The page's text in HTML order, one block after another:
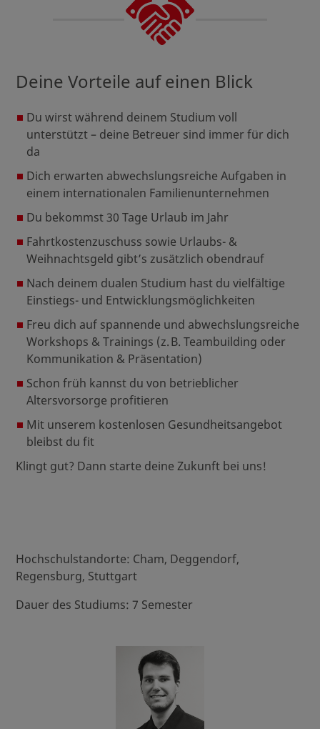
Deine Vorteile auf einen Blick
Du wirst während deinem Studium voll
unterstützt – deine Betreuer sind immer für dich
da
Dich erwarten abwechslungsreiche Aufgaben in
einem internationalen Familienunternehmen
Du bekommst 30 Tage Urlaub im Jahr
Fahrtkostenzuschuss sowie Urlaubs- &
Weihnachtsgeld gibt’s zusätzlich obendrauf
Nach deinem dualen Studium hast du vielfältige
Einstiegs- und Entwicklungsmöglichkeiten
Freu dich auf spannende und abwechslungsreiche
Workshops & Trainings (z. B. Teambuilding oder
Kommunikation & Präsentation)
Schon früh kannst du von betrieblicher
Altersvorsorge profitieren
Mit unserem kostenlosen Gesundheitsangebot
bleibst du fit
Klingt gut? Dann starte deine Zukunft bei uns!
Hochschulstandorte: Cham, Deggendorf,
Regensburg, Stuttgart
Dauer des Studiums: 7 Semester